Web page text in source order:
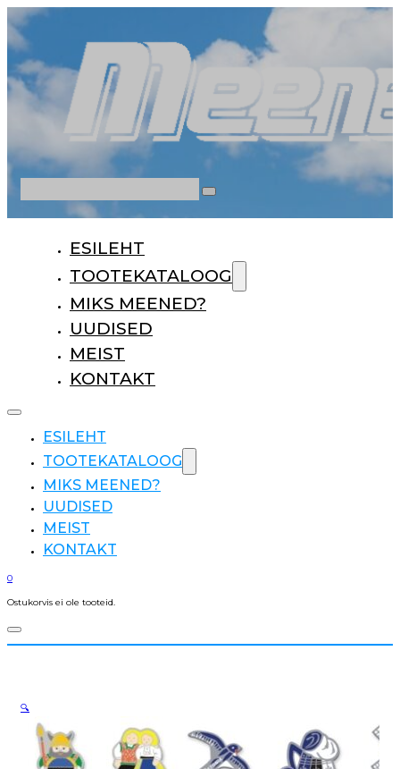
ESILEHT
TOOTEKATALOOG
MIKS MEENED?
UUDISED
MEIST
KONTAKT
ESILEHT
TOOTEKATALOOG
MIKS MEENED?
UUDISED
MEIST
KONTAKT
0
Ostukorvis ei ole tooteid.
🔍